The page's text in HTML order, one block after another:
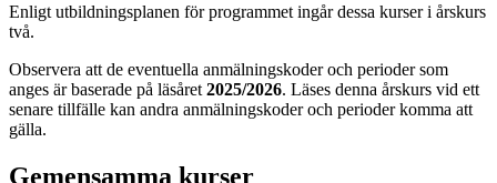
Enligt utbildningsplanen för programmet ingår dessa kurser i årskurs
två.
Observera att de eventuella anmälningskoder och perioder som
anges är baserade på läsåret 2025/2026. Läses denna årskurs vid ett
senare tillfälle kan andra anmälningskoder och perioder komma att
gälla.
Gemensamma kurser